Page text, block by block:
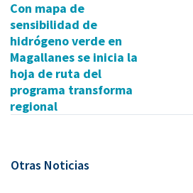
Con mapa de
sensibilidad de
hidrógeno verde en
Magallanes se inicia la
hoja de ruta del
programa transforma
regional
Otras Noticias